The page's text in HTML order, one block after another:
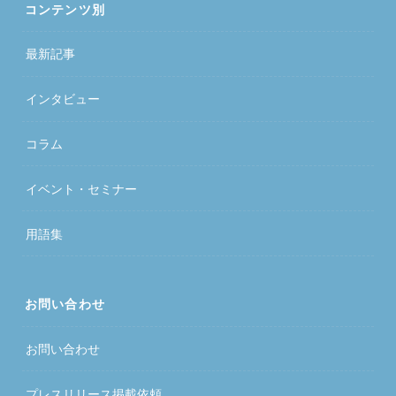
コンテンツ別
最新記事
インタビュー
コラム
イベント・セミナー
用語集
お問い合わせ
お問い合わせ